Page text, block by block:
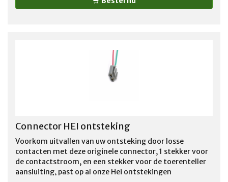
Connector HEI ontsteking
Voorkom uitvallen van uw ontsteking door losse
contacten met deze originele connector, 1 stekker voor
de contactstroom, en een stekker voor de toerenteller
aansluiting, past op al onze Hei ontstekingen